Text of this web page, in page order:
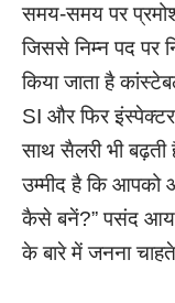
समय-समय पर
जिससे निम्न पद पर
किया जाता है
SI और फिर
साथ सैलरी भी बढ़ती
उम्मीद है कि आपको
कैसे बनें?” पसंद आया
के बारे में जनना